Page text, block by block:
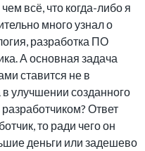
всё, что когда-либо я
много узнал о
разработка ПО
А основная задача
ставится не в
улучшении созданного
Ответ
то ради чего он
деньги или задешево